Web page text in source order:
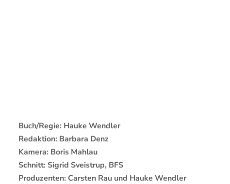
Buch/Regie: Hauke Wendler
Redaktion: Barbara Denz
Kamera: Boris Mahlau
Schnitt: Sigrid Sveistrup, BFS
Produzenten: Carsten Rau und Hauke Wendler